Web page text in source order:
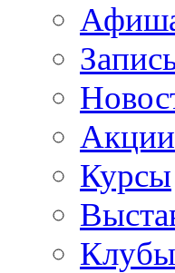
Акции
Курсы